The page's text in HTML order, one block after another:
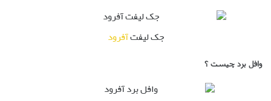
جک لیفتآفرود
وافل برد چیست ؟